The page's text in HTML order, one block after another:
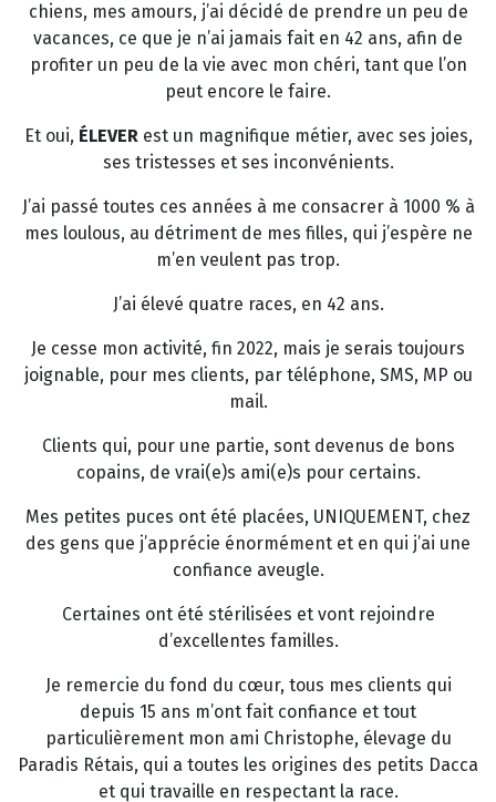
chiens, mes amours, j’ai décidé de prendre un peu de
vacances, ce que je n’ai jamais fait en 42 ans, afin de
profiter un peu de la vie avec mon chéri, tant que l’on
peut encore le faire.
Et oui, ÉLEVERest un magnifique métier, avec ses joies,
ses tristesses et ses inconvénients.
J’ai passé toutes ces années à me consacrer à 1000 % à
mes loulous, au détriment de mes filles, qui j’espère ne
m’en veulent pas trop.
J’ai élevé quatre races, en 42 ans.
Je cesse mon activité, fin 2022, mais je serais toujours
joignable, pour mes clients, par téléphone, SMS, MP ou
mail.
Clients qui, pour une partie, sont devenus de bons
copains, de vrai(e)s ami(e)s pour certains.
Mes petites puces ont été placées, UNIQUEMENT, chez
des gens que j’apprécie énormément et en qui j’ai une
confiance aveugle.
Certaines ont été stérilisées et vont rejoindre
d’excellentes familles.
Je remercie du fond du cœur, tous mes clients qui
depuis 15 ans m’ont fait confiance et tout
particulièrement mon ami Christophe, élevage du
Paradis Rétais, qui a toutes les origines des petits Dacca
et qui travaille en respectant la race.